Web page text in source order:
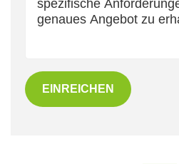
EINREICHEN